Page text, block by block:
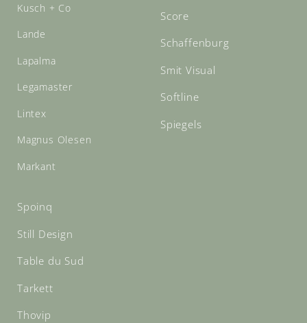
Kusch + Co
Lande
Lapalma
Legamaster
Lintex
Magnus Olesen
Markant
Score
Schaffenburg
Smit Visual
Softline
Spiegels
Spoinq
Still Design
Table du Sud
Tarkett
Thovip